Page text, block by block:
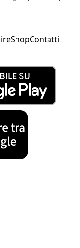
ShopContatti